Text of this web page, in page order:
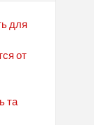
для
от
та